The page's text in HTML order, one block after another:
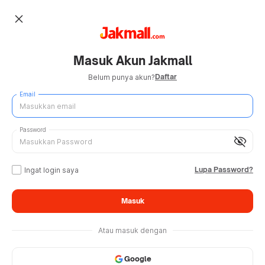
close
Masuk Akun Jakmall
Belum punya akun?Daftar
Email
visibility_off
Password
Ingat login saya Lupa Password?
Masuk
Atau masuk dengan
Google